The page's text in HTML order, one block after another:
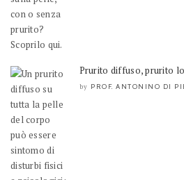
Prurito diffuso, prurito
by PROF. ANTONINO DI